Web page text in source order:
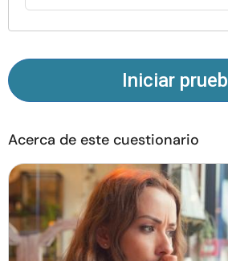
Idioma
Sobre nosotros
© Copyright 2026. Todos los
Iniciar
Acerca de este cuestionario